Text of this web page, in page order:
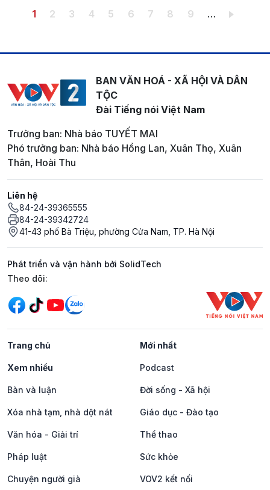
Pagination
Trang hiện thời
1 Trang
2 Trang
3 Trang
4 Trang
5 Trang
6 Trang
7 Trang
8 Trang
9 …
BAN VĂN HOÁ - XÃ HỘI VÀ DÂN
TỘC
Đài Tiếng nói Việt Nam
Trưởng ban: Nhà báo TUYẾT MAI
Phó trưởng ban: Nhà báo Hồng Lan, Xuân Thọ, Xuân
Thân, Hoài Thu
Liên hệ
84-24-39365555
84-24-39342724
41-43 phố Bà Triệu, phường Cửa Nam, TP. Hà Nội
Phát triển và vận hành bởi SolidTech
Mạng xã hội
Theo dõi:
Trang chủ Mới nhất
Xem nhiều Podcast
Bàn và luận Đời sống - Xã hội
Xóa nhà tạm, nhà dột nát Giáo dục - Đào tạo
Văn hóa - Giải trí Thể thao
Pháp luật Sức khỏe
Chuyện người già VOV2 kết nối